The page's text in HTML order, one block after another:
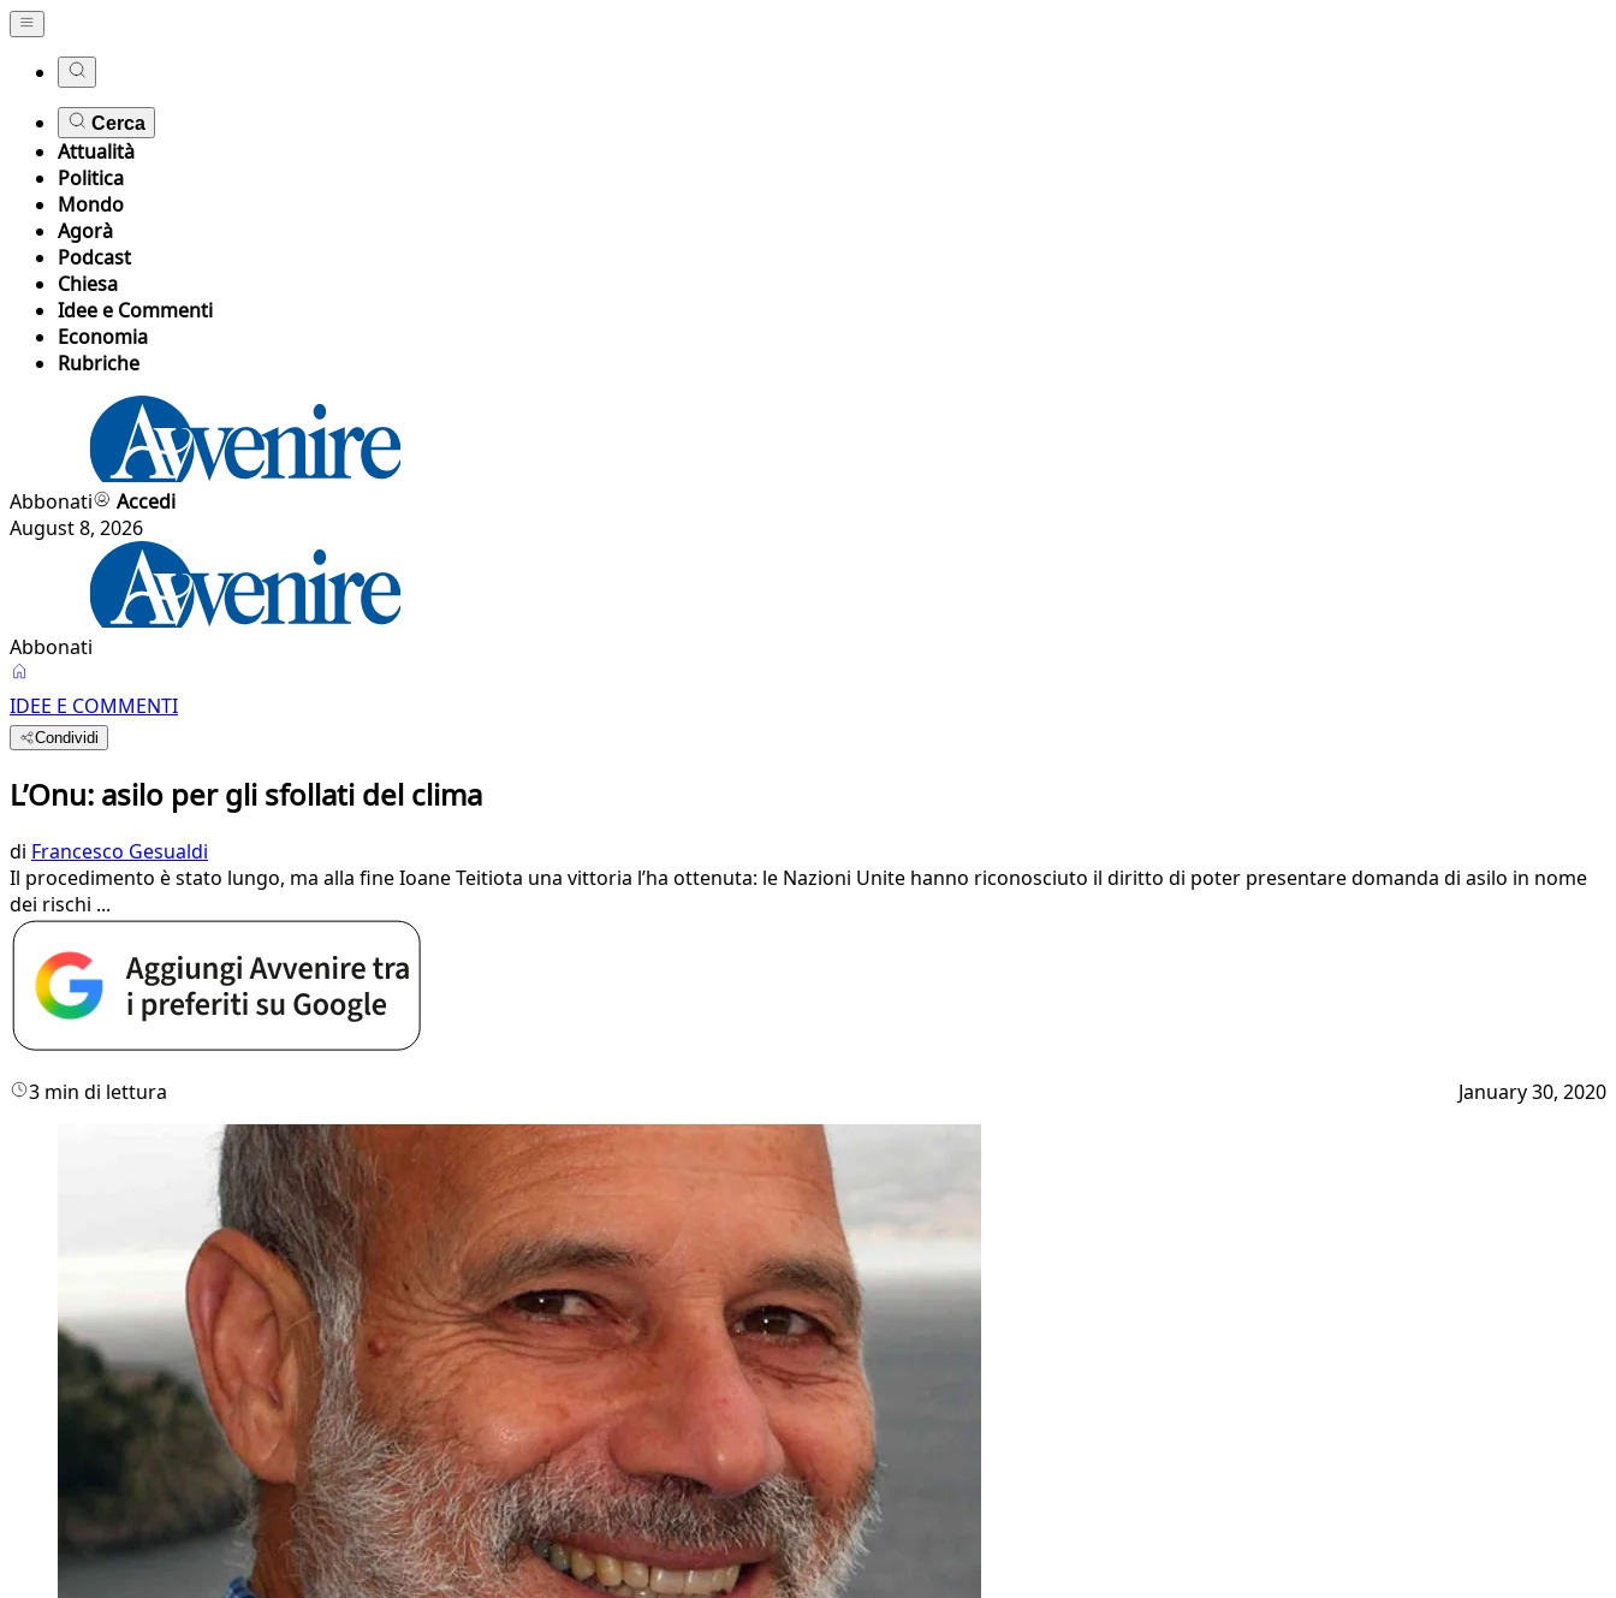
Cerca
Attualità
Politica
Mondo
Agorà
Podcast
Chiesa
Idee e Commenti
Economia
Rubriche
Abbonati
Accedi
August 8, 2026
Abbonati
IDEE E COMMENTI
Condividi
L’Onu: asilo per gli sfollati del clima
di Francesco Gesualdi
Il procedimento è stato lungo, ma alla fine Ioane Teitiota una vittoria l’ha ottenuta: le Nazioni Unite hanno riconosciuto il diritto di poter presentare domanda di asilo in nome
dei rischi ...
3 min di lettura January 30, 2020